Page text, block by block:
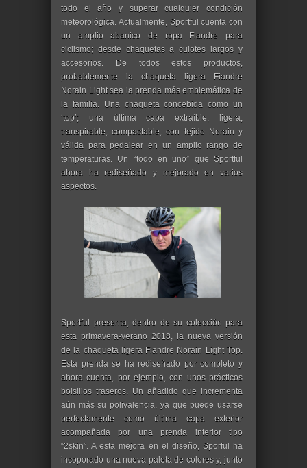
todo el año y superar cualquier condición
meteorológica. Actualmente, Sportful cuenta con
un amplio abanico de ropa Fiandre para
ciclismo; desde chaquetas a culotes largos y
accesorios. De todos estos productos,
probablemente la chaqueta ligera Fiandre
Norain Light sea la prenda más emblemática de
la familia. Una chaqueta concebida como un
ʻtopʼ; una última capa extraíble, ligera,
transpirable, compactable, con tejido Norain y
válida para pedalear en un amplio rango de
temperaturas. Un “todo en uno” que Sportful
ahora ha rediseñado y mejorado en varios
aspectos.
Sportful presenta, dentro de su colección para
esta primavera-verano 2018, la nueva versión
de la chaqueta ligera Fiandre Norain Light Top.
Esta prenda se ha rediseñado por completo y
ahora cuenta, por ejemplo, con unos prácticos
bolsillos traseros. Un añadido que incrementa
aún más su polivalencia, ya que puede usarse
perfectamente como última capa exterior
acompañada por una prenda interior tipo
“2skin”. A esta mejora en el diseño, Sporful ha
incoporado una nueva paleta de colores y, junto